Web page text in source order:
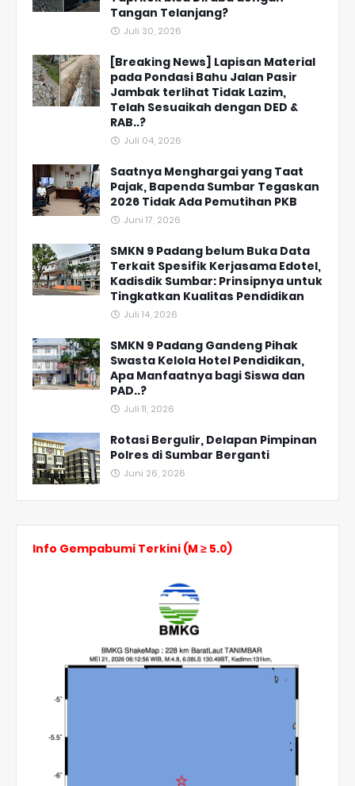
Tangan Telanjang?
Juli 30, 2026
[Breaking News] Lapisan Material
pada Pondasi Bahu Jalan Pasir
Jambak terlihat Tidak Lazim,
Telah Sesuaikah dengan DED &
RAB..?
Juli 04, 2026
Saatnya Menghargai yang Taat
Pajak, Bapenda Sumbar Tegaskan
2026 Tidak Ada Pemutihan PKB
Juni 17, 2026
SMKN 9 Padang belum Buka Data
Terkait Spesifik Kerjasama Edotel,
Kadisdik Sumbar: Prinsipnya untuk
Tingkatkan Kualitas Pendidikan
Juli 14, 2026
SMKN 9 Padang Gandeng Pihak
Swasta Kelola Hotel Pendidikan,
Apa Manfaatnya bagi Siswa dan
PAD..?
Juli 11, 2026
Rotasi Bergulir, Delapan Pimpinan
Polres di Sumbar Berganti
Juni 26, 2026
Info Gempabumi Terkini (M ≥ 5.0)